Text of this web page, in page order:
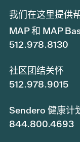
我们在这里提供帮
MAP 和 MAP
512.978.8130
社区团结关怀
512.978.9015
Sendero 健康计
844.800.4693